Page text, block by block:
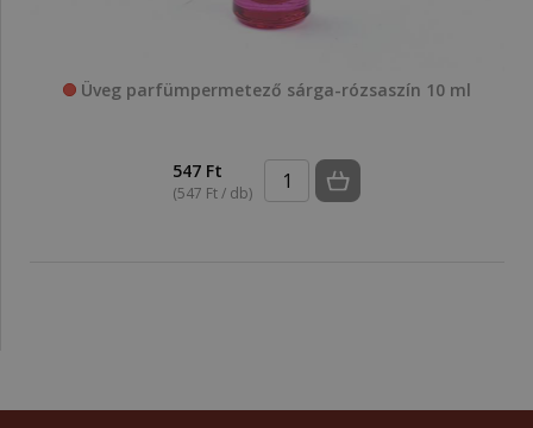
Üveg parfümpermetező sárga-rózsaszín 10 ml
547 Ft
(547 Ft / db)